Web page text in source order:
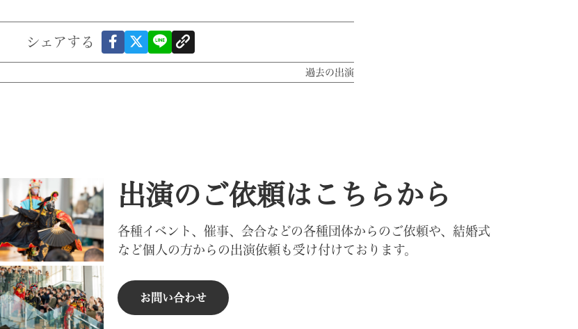
シェアする
過去の出演
出演のご依頼はこちらから
各種イベント、催事、会合などの各種団体からのご依頼や、結婚式
など個人の方からの出演依頼も受け付けております。
お問い合わせ